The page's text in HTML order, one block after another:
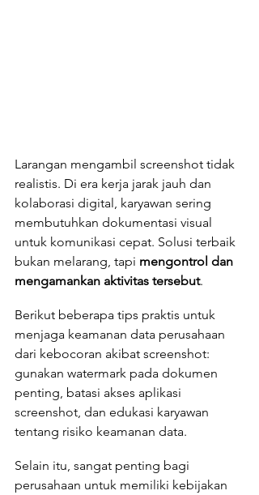
Larangan mengambil screenshot tidak
realistis. Di era kerja jarak jauh dan
kolaborasi digital, karyawan sering
membutuhkan dokumentasi visual
untuk komunikasi cepat. Solusi terbaik
bukan melarang, tapi mengontrol dan
mengamankan aktivitas tersebut.
Berikut beberapa tips praktis untuk
menjaga keamanan data perusahaan
dari kebocoran akibat screenshot:
gunakan watermark pada dokumen
penting, batasi akses aplikasi
screenshot, dan edukasi karyawan
tentang risiko keamanan data.
Selain itu, sangat penting bagi
perusahaan untuk memiliki kebijakan